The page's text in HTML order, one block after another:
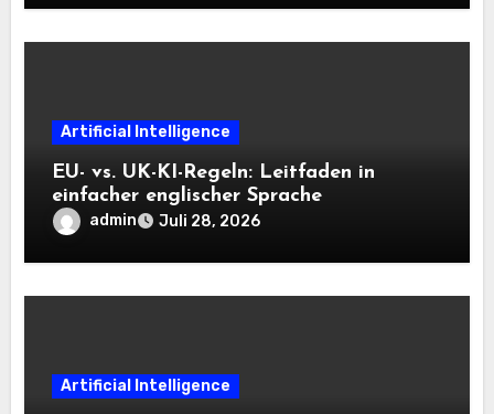
Artificial Intelligence
EU- vs. UK-KI-Regeln: Leitfaden in
einfacher englischer Sprache
admin Juli 28, 2026
Artificial Intelligence